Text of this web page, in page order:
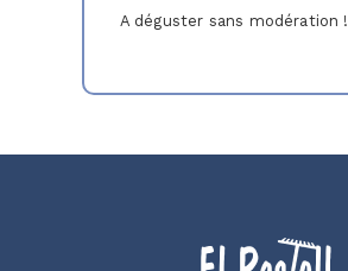
A déguster sans modération !